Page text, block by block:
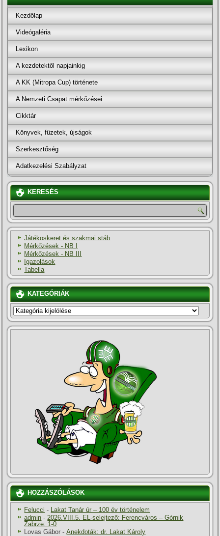
Kezdőlap
Videógaléria
Lexikon
A kezdetektől napjainkig
A KK (Mitropa Cup) története
A Nemzeti Csapat mérkőzései
Cikktár
Könyvek, füzetek, újságok
Szerkesztőség
Adatkezelési Szabályzat
KERESÉS
Játékoskeret és szakmai stáb
Mérkőzések - NB I
Mérkőzések - NB III
Igazolások
Tabella
KATEGÓRIÁK
KATEGÓRIÁK
HOZZÁSZÓLÁSOK
Felucci - Lakat Tanár úr – 100 év történelem
admin -2026.VIII.5. EL-selejtező: Ferencváros – Górnik
Zabrze: 1-0
Lovas Gábor -Anekdoták: dr. Lakat Károly